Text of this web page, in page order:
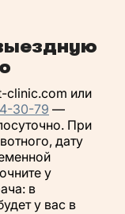
clinic.com или
30-79 —
При
дату
у
в
у вас в